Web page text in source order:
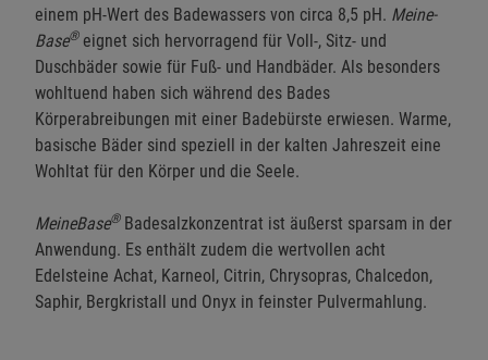
einem pH-Wert des Badewassers von circa 8,5 pH. Meine­
Base®eignet sich hervorragend für Voll-, Sitz- und
Duschbäder sowie für Fuß- und Handbäder. Als besonders
wohltuend haben sich während des Bades
Körperabreibungen mit einer Badebürste erwiesen. Warme,
basische Bäder sind speziell in der kalten Jahreszeit eine
Wohltat für den Körper und die Seele.
MeineBase®Badesalzkonzentrat ist äußerst sparsam in der
Anwendung. Es enthält zudem die wertvollen acht
Edelsteine Achat, Karneol, Citrin, Chrysopras, Chalcedon,
Saphir, Bergkristall und Onyx in feinster Pulvermahlung.